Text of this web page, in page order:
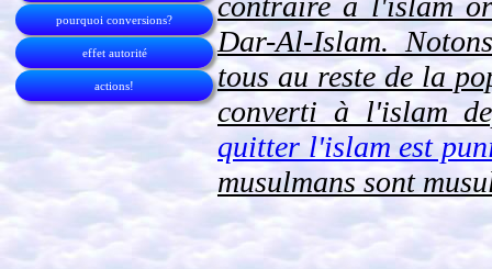
pourquoi conversions?
effet autorité
actions!
Dar-Al-Islam.
tous au reste de la
converti à l'islam
quitter l'islam est
musulmans sont